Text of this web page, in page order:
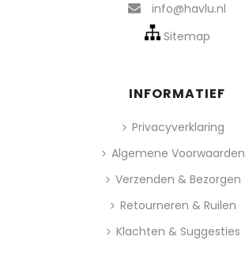
info@havlu.nl
Sitemap
INFORMATIEF
Privacyverklaring
Algemene Voorwaarden
Verzenden & Bezorgen
Retourneren & Ruilen
Klachten & Suggesties